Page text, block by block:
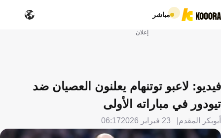
مباشر
إعلان
فيديو: لاعبو توتنهام يعلنون العصيان ضد
تيودور في مباراته الأولى
أبوبكر المقدم 23 فبراير 2026 06:17